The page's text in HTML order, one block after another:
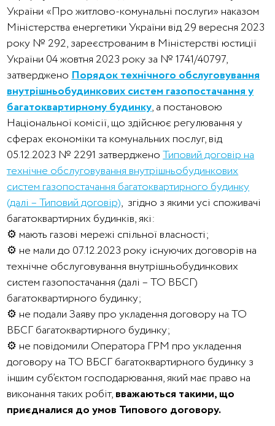
України «Про житлово-комунальні послуги» наказом
Міністерства енергетики України від 29 вересня 2023
року № 292, зареєстрованим в Міністерстві юстиції
України 04 жовтня 2023 року за № 1741/40797,
затвердженоПорядок технічного обслуговування
внутрішньобудинкових систем газопостачання у
багатоквартирному будинку, а постановою
Національної комісії, що здійснює регулювання у
сферах економіки та комунальних послуг, від
05.12.2023 № 2291 затвердженоТиповий договір на
технічне обслуговування внутрішньобудинкових
систем газопостачання багатоквартирного будинку
(далі – Типовий договір), згідно з якими усі споживачі
багатоквартирних будинків, які:
⚙️ мають газові мережі спільної власності;
⚙️ не мали до 07.12.2023 року існуючих договорів на
технічне обслуговування внутрішньобудинкових
систем газопостачання (далі – ТО ВБСГ)
багатоквартирного будинку;
⚙️ не подали Заяву про укладення договору на ТО
ВБСГ багатоквартирного будинку;
⚙️ не повідомили Оператора ГРМ про укладення
договору на ТО ВБСГ багатоквартирного будинку з
іншим суб’єктом господарювання, який має право на
виконання таких робіт,вважаються такими, що
приєдналися до умов Типового договору.